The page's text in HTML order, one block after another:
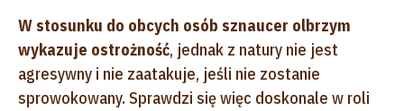
W stosunku do obcych osób sznaucer olbrzym
wykazuje ostrożność, jednak z natury nie jest
agresywny i nie zaatakuje, jeśli nie zostanie
sprowokowany. Sprawdzi się więc doskonale w roli